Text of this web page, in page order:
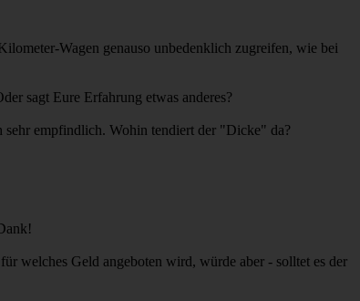
Wagen genauso unbedenklich zugreifen, wie bei
sagt Eure Erfahrung etwas anderes?
sehr empfindlich. Wohin tendiert der "Dicke" da?
welches Geld angeboten wird, würde aber - solltet es der